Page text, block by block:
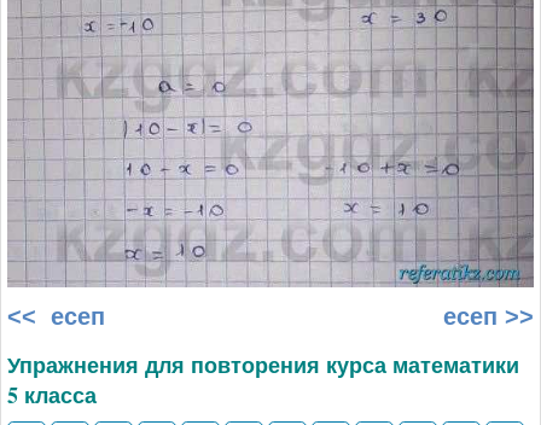
<< есеп есеп >>
Упражнения для повторения курса математики
5 класса